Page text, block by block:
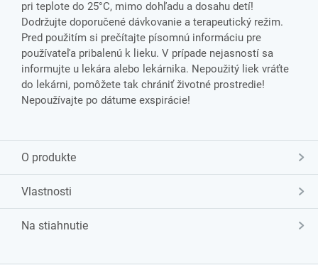
pri teplote do 25°C, mimo dohľadu a dosahu detí!
Dodržujte doporučené dávkovanie a terapeutický režim.
Pred použitím si prečítajte písomnú informáciu pre
používateľa pribalenú k lieku. V prípade nejasností sa
informujte u lekára alebo lekárnika. Nepoužitý liek vráťte
do lekárni, pomôžete tak chrániť životné prostredie!
Nepoužívajte po dátume exspirácie!
O produkte
Vlastnosti
Na stiahnutie